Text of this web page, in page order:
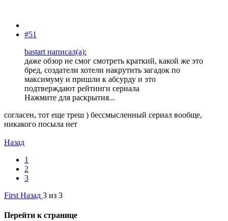
#51
bastart написал(а):
даже обзор не смог смотреть краткий, какой же это
бред, создатели хотели накрутить загадок по
максимуму и пришли к абсурду и это
подтверждают рейтинги сериала
Нажмите для раскрытия...
согласен, тот еще треш ) бессмысленный сериал вообще,
никакого посыла нет
Назад
1
2
3
First Назад 3 из 3
Перейти к странице